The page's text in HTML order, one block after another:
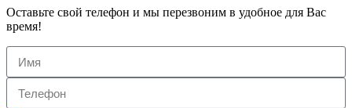
Оставьте свой телефон и мы перезвоним в удобное для Вас
время!